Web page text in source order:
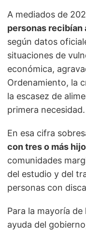
A mediados de
personas recibían
según datos
situaciones de
económica,
Ordenamiento, la
la escasez de
primera necesidad.
En esa cifra
con tres o más
comunidades
del estudio y del
personas con
Para la mayoría
ayuda del